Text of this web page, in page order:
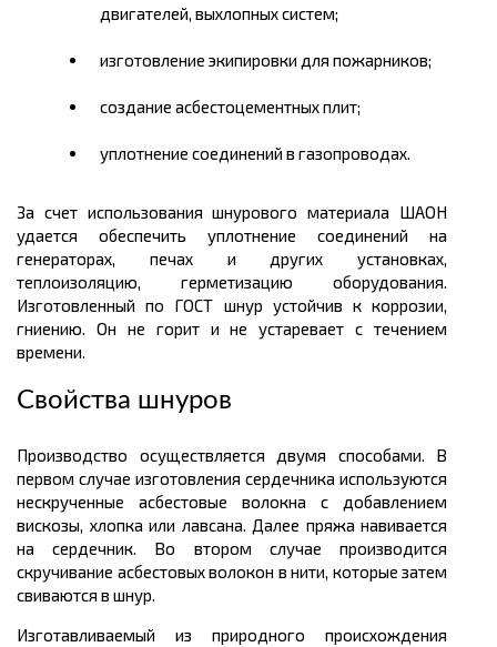
двигателей, выхлопных систем;
изготовление экипировки для пожарников;
создание асбестоцементных плит;
уплотнение соединений в газопроводах.
За счет использования шнурового материала ШАОН
удается обеспечить уплотнение соединений на
генераторах, печах и других установках,
теплоизоляцию, герметизацию оборудования.
Изготовленный по ГОСТ шнур устойчив к коррозии,
гниению. Он не горит и не устаревает с течением
времени.
Свойства шнуров
Производство осуществляется двумя способами. В
первом случае изготовления сердечника используются
нескрученные асбестовые волокна с добавлением
вискозы, хлопка или лавсана. Далее пряжа навивается
на сердечник. Во втором случае производится
скручивание асбестовых волокон в нити, которые затем
свиваются в шнур.
Изготавливаемый из природного происхождения